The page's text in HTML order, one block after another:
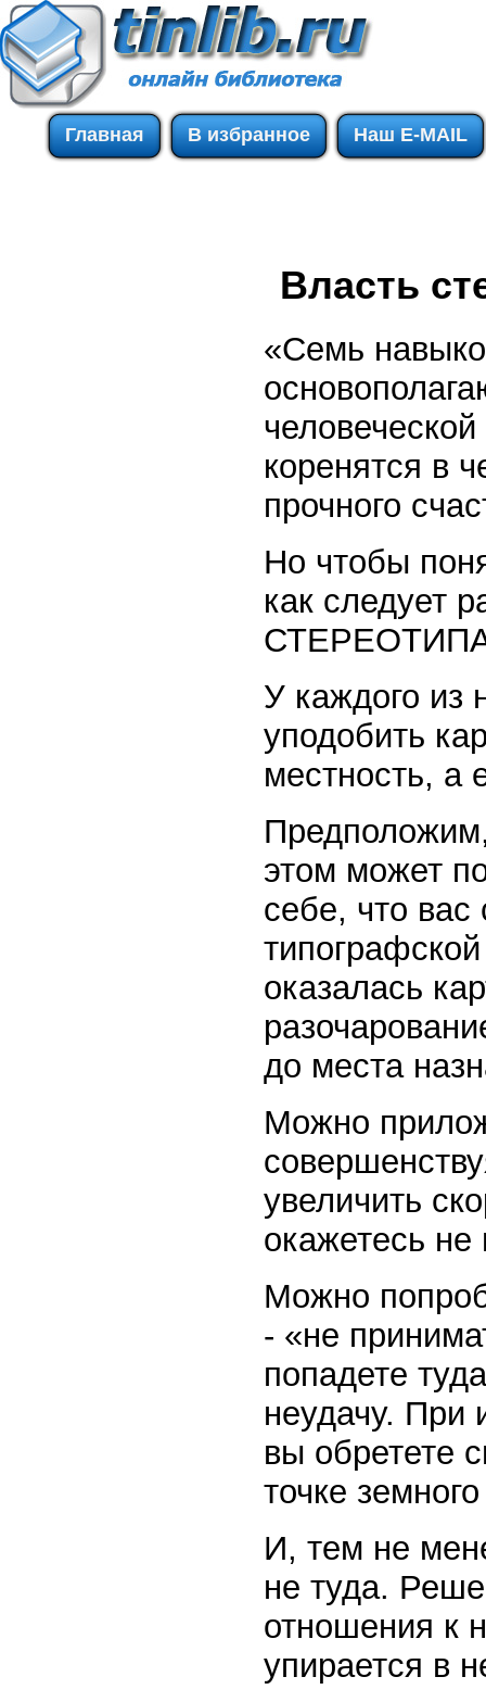
Главная В избранное Наш E-MAIL
Власть
«Семь
коренятся в
прочного
Но чтобы
как следует
У каждого из
уподобить
местность, а
этом может
себе, что вас
оказалась
до места
Можно
увеличить
окажетесь
Можно
- «не
попадете
неудачу. При
вы обретете
точке
И, тем не
не туда.
отношения к
упирается в